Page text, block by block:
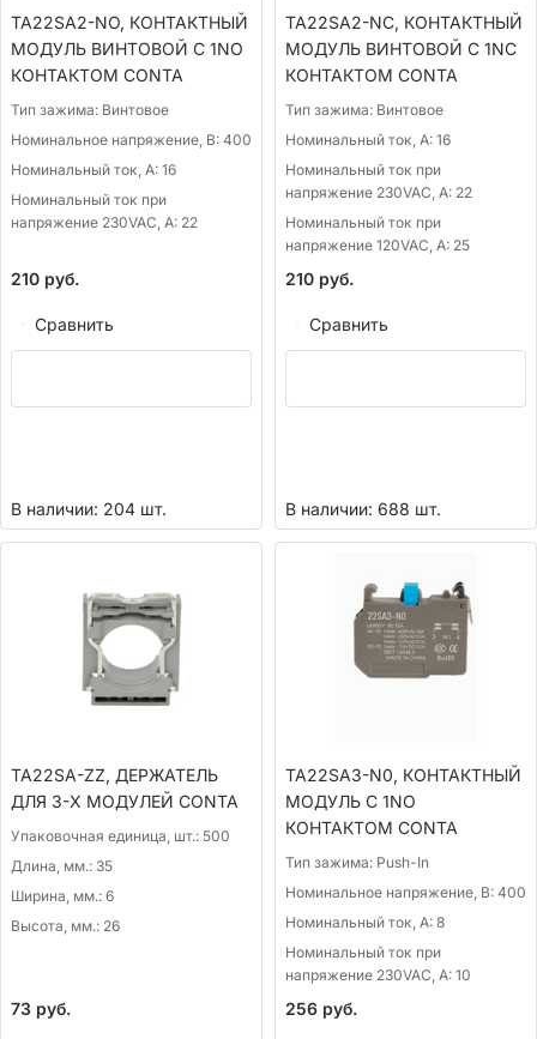
TA22SA2-NO, КОНТАКТНЫЙ
МОДУЛЬ ВИНТОВОЙ С 1NO
КОНТАКТОМ CONTA
Тип зажима: Винтовое
Номинальное напряжение, В: 400
Номинальный ток, А: 16
Номинальный ток при
напряжение 230VAC, А: 22
210 руб.
Сравнить
В наличии: 204 шт.
TA22SA2-NС, КОНТАКТНЫЙ
МОДУЛЬ ВИНТОВОЙ С 1NС
КОНТАКТОМ CONTA
Тип зажима: Винтовое
Номинальный ток, А: 16
Номинальный ток при
напряжение 230VAC, А: 22
Номинальный ток при
напряжение 120VAC, А: 25
210 руб.
Сравнить
В наличии: 688 шт.
TA22SA-ZZ, ДЕРЖАТЕЛЬ
ДЛЯ 3-Х МОДУЛЕЙ CONTA
Упаковочная единица, шт.: 500
Длина, мм.: 35
Ширина, мм.: 6
Высота, мм.: 26
73 руб.
TA22SA3-N0, КОНТАКТНЫЙ
МОДУЛЬ С 1NO
КОНТАКТОМ CONTA
Тип зажима: Push-In
Номинальное напряжение, В: 400
Номинальный ток, А: 8
Номинальный ток при
напряжение 230VAC, А: 10
256 руб.